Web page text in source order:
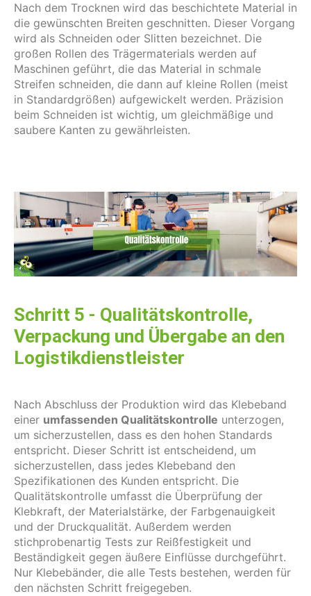
Nach dem Trocknen wird das beschichtete Material in
die gewünschten Breiten geschnitten. Dieser Vorgang
wird als Schneiden oder Slitten bezeichnet. Die
großen Rollen des Trägermaterials werden auf
Maschinen geführt, die das Material in schmale
Streifen schneiden, die dann auf kleine Rollen (meist
in Standardgrößen) aufgewickelt werden. Präzision
beim Schneiden ist wichtig, um gleichmäßige und
saubere Kanten zu gewährleisten.
Schritt 5 - Qualitätskontrolle,
Verpackung und Übergabe an den
Logistikdienstleister
Nach Abschluss der Produktion wird das Klebeband
einer umfassenden Qualitätskontrolle unterzogen,
um sicherzustellen, dass es den hohen Standards
entspricht. Dieser Schritt ist entscheidend, um
sicherzustellen, dass jedes Klebeband den
Spezifikationen des Kunden entspricht. Die
Qualitätskontrolle umfasst die Überprüfung der
Klebkraft, der Materialstärke, der Farbgenauigkeit
und der Druckqualität. Außerdem werden
stichprobenartig Tests zur Reißfestigkeit und
Beständigkeit gegen äußere Einflüsse durchgeführt.
Nur Klebebänder, die alle Tests bestehen, werden für
den nächsten Schritt freigegeben.